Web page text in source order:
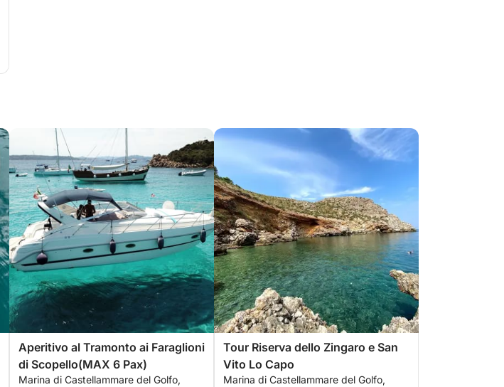
Aperitivo al Tramonto ai Faraglioni
di Scopello(MAX 6 Pax)
Marina di Castellammare del Golfo,
Tour Riserva dello Zingaro e San
Vito Lo Capo
Marina di Castellammare del Golfo,